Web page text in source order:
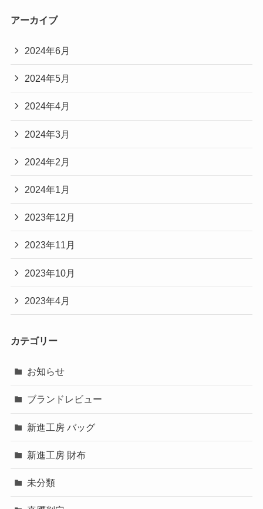
アーカイブ
2024年6月
2024年5月
2024年4月
2024年3月
2024年2月
2024年1月
2023年12月
2023年11月
2023年10月
2023年4月
カテゴリー
お知らせ
ブランドレビュー
新進工房 バッグ
新進工房 財布
未分類